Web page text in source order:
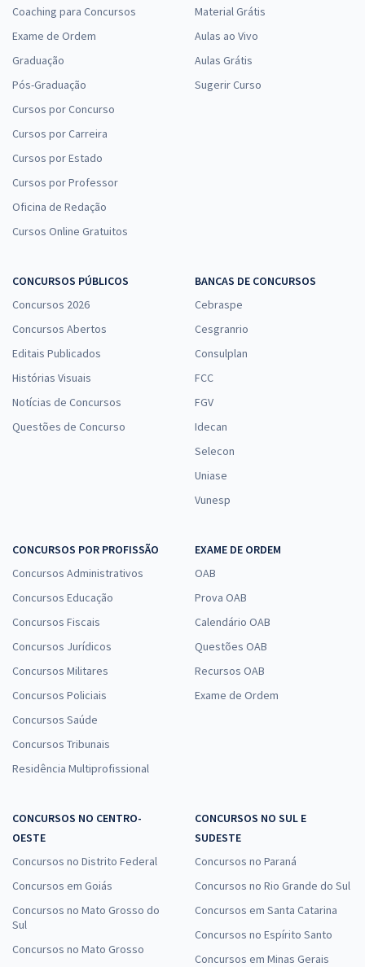
Coaching para Concursos
Exame de Ordem
Graduação
Pós-Graduação
Cursos por Concurso
Cursos por Carreira
Cursos por Estado
Cursos por Professor
Oficina de Redação
Cursos Online Gratuitos
Material Grátis
Aulas ao Vivo
Aulas Grátis
Sugerir Curso
CONCURSOS PÚBLICOS
Concursos 2026
Concursos Abertos
Editais Publicados
Histórias Visuais
Notícias de Concursos
Questões de Concurso
BANCAS DE CONCURSOS
Cebraspe
Cesgranrio
Consulplan
FCC
FGV
Idecan
Selecon
Uniase
Vunesp
CONCURSOS POR PROFISSÃO
Concursos Administrativos
Concursos Educação
Concursos Fiscais
Concursos Jurídicos
Concursos Militares
Concursos Policiais
Concursos Saúde
Concursos Tribunais
Residência Multiprofissional
EXAME DE ORDEM
OAB
Prova OAB
Calendário OAB
Questões OAB
Recursos OAB
Exame de Ordem
CONCURSOS NO CENTRO-
OESTE
Concursos no Distrito Federal
Concursos em Goiás
Concursos no Mato Grosso do
Sul
Concursos no Mato Grosso
CONCURSOS NO SUL E
SUDESTE
Concursos no Paraná
Concursos no Rio Grande do Sul
Concursos em Santa Catarina
Concursos no Espírito Santo
Concursos em Minas Gerais